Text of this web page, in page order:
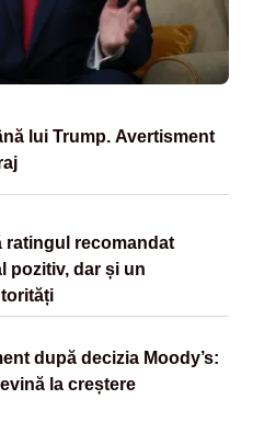
lui Trump. Avertisment
ratingul recomandat
pozitiv, dar și un
după decizia Moody’s:
la creștere